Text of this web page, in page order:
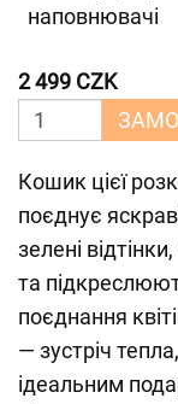
наповнювачі
2 499 CZK
Кошик цієї
поєднує
зелені
та
поєднання
— зустріч
ідеальним